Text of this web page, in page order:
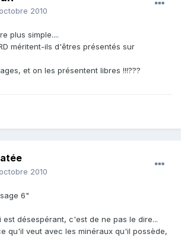
2010
plus simple....
méritent-ils d'êtres présentés sur
et on les présentent libres !!!???
2010
6"
désespérant, c'est de ne pas le dire...
qu'il veut avec les minéraux qu'il possède,